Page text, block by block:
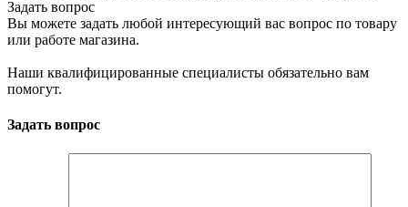
Задать вопрос
Вы можете задать любой интересующий вас вопрос по товару
или работе магазина.
Наши квалифицированные специалисты обязательно вам
помогут.
Задать вопрос